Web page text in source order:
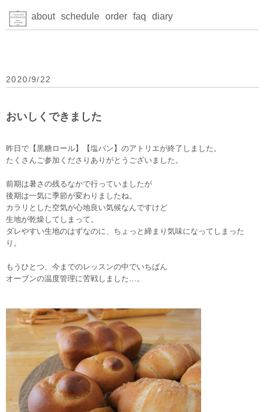
about schedule order faq diary
2020/9/22
おいしくできました
昨日で【黒糖ロール】【塩パン】のアトリエが終了しました。
たくさんご参加くださりありがとうございました。
前期は暑さの残るなかで行っていましたが
後期は一気に季節が変わりましたね。
カラリとした空気が心地良い気候なんですけど
生地が乾燥してしまって。
ダレやすい生地のはずなのに、ちょっと締まり気味になってしまった
り。
もうひとつ、今までのレッスンの中でいちばん
オーブンの温度管理に苦戦しました…。